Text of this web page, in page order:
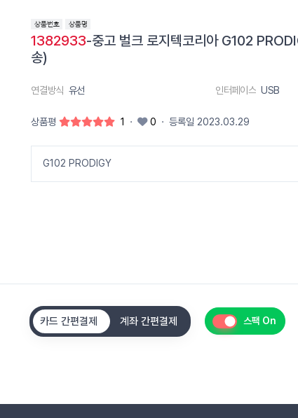
1382933-중고 벌크 로지텍코리아 G102
송)
연결방식 유선 인터페이스 USB
상품평 1 · 0 · 등록일 2023.03.29
G102 PRODIGY
카드 간편결제 계좌 간편결제 스팩 On